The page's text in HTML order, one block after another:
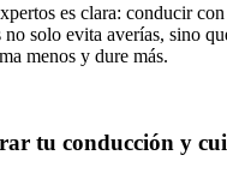
es clara: conducir
no solo evita averías, sino
menos y dure más.
tu conducción y